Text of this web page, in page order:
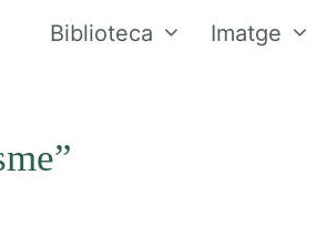
Biblioteca Imatge